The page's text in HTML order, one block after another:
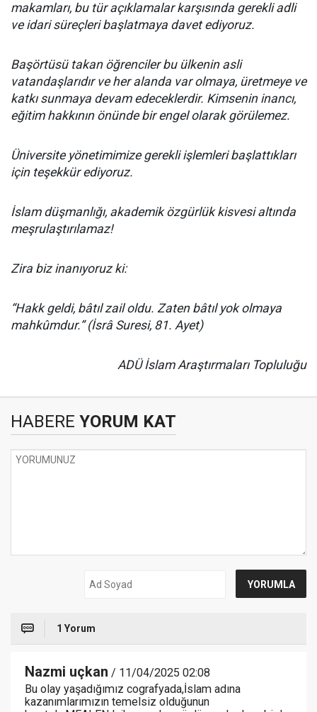
makamları, bu tür açıklamalar karşısında gerekli adli
ve idari süreçleri başlatmaya davet ediyoruz.
Başörtüsü takan öğrenciler bu ülkenin asli
vatandaşlarıdır ve her alanda var olmaya, üretmeye ve
katkı sunmaya devam edeceklerdir. Kimsenin inancı,
eğitim hakkının önünde bir engel olarak görülemez.
Üniversite yönetimimize gerekli işlemleri başlattıkları
için teşekkür ediyoruz.
İslam düşmanlığı, akademik özgürlük kisvesi altında
meşrulaştırılamaz!
Zira biz inanıyoruz ki:
“Hakk geldi, bâtıl zail oldu. Zaten bâtıl yok olmaya
mahkûmdur.” (İsrâ Suresi, 81. Ayet)
ADÜ İslam Araştırmaları Topluluğu
HABERE YORUM KAT
1 Yorum
Nazmi uçkan / 11/04/2025 02:08
Bu olay yaşadığımız cografyada,İslam adına
kazanımlarımızın temelsiz olduğunun